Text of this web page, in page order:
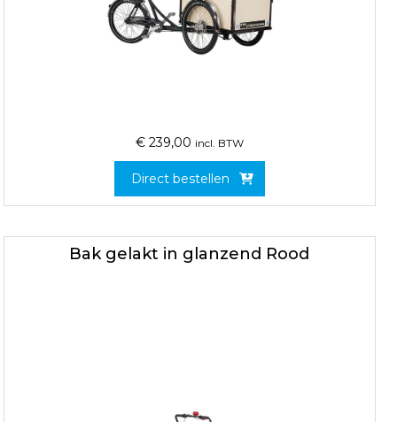
€ 239,00 incl. BTW
Direct bestellen
Bak gelakt in glanzend Rood